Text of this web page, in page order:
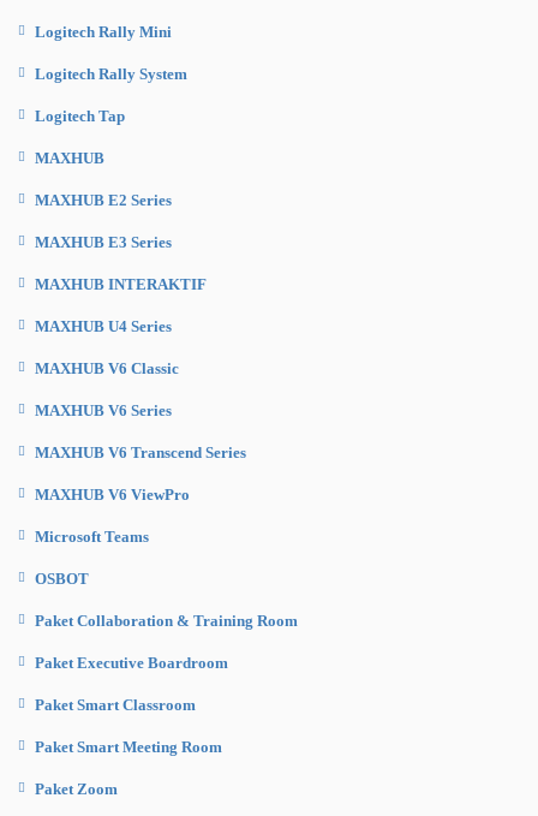
Logitech Rally Mini
Logitech Rally System
Logitech Tap
MAXHUB
MAXHUB E2 Series
MAXHUB E3 Series
MAXHUB INTERAKTIF
MAXHUB U4 Series
MAXHUB V6 Classic
MAXHUB V6 Series
MAXHUB V6 Transcend Series
MAXHUB V6 ViewPro
Microsoft Teams
OSBOT
Paket Collaboration & Training Room
Paket Executive Boardroom
Paket Smart Classroom
Paket Smart Meeting Room
Paket Zoom